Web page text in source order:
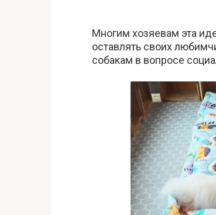
Многим хозяевам эта
оставлять своих
собакам в вопросе